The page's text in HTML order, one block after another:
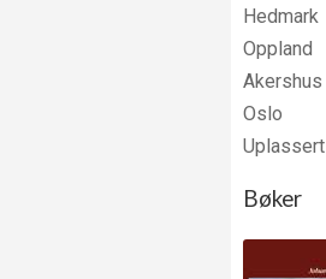
Hedmark
Oppland
Akershus
Oslo
Uplassert
Bøker